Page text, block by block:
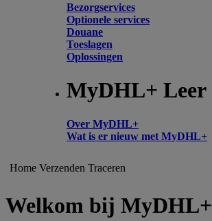
Bezorgservices
Optionele services
Douane
Toeslagen
Oplossingen
MyDHL+ Leer
Over MyDHL+
Wat is er nieuw met MyDHL+
Home Verzenden Traceren
Welkom bij MyDHL+